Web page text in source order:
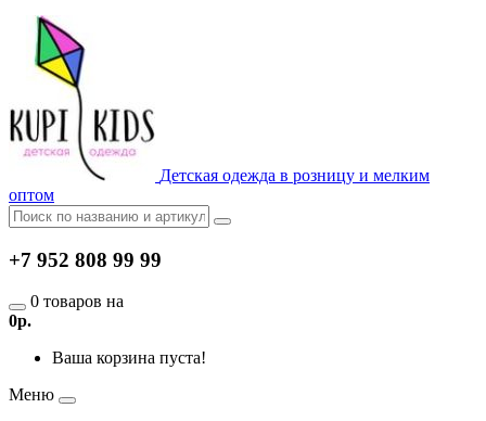
Детская одежда в розницу и мелким
оптом
+7 952 808 99 99
0 товаров на
0р.
Ваша корзина пуста!
Меню